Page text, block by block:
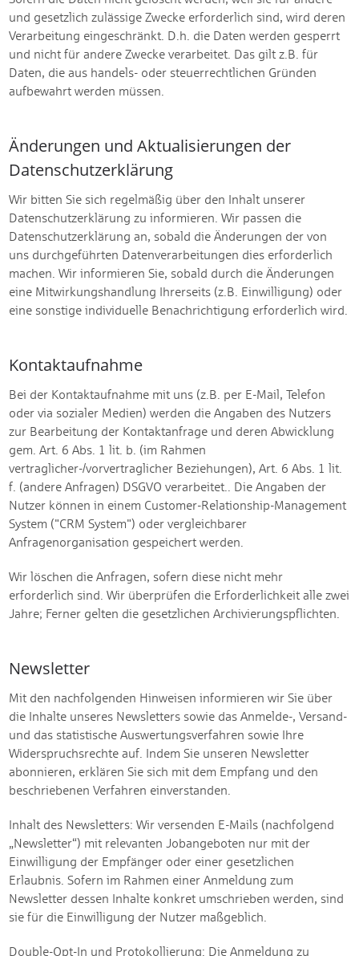
und gesetzlich zulässige Zwecke erforderlich sind, wird deren
Verarbeitung eingeschränkt. D.h. die Daten werden gesperrt
und nicht für andere Zwecke verarbeitet. Das gilt z.B. für
Daten, die aus handels- oder steuerrechtlichen Gründen
aufbewahrt werden müssen.
Änderungen und Aktualisierungen der
Datenschutzerklärung
Wir bitten Sie sich regelmäßig über den Inhalt unserer
Datenschutzerklärung zu informieren. Wir passen die
Datenschutzerklärung an, sobald die Änderungen der von
uns durchgeführten Datenverarbeitungen dies erforderlich
machen. Wir informieren Sie, sobald durch die Änderungen
eine Mitwirkungshandlung Ihrerseits (z.B. Einwilligung) oder
eine sonstige individuelle Benachrichtigung erforderlich wird.
Kontaktaufnahme
Bei der Kontaktaufnahme mit uns (z.B. per E-Mail, Telefon
oder via sozialer Medien) werden die Angaben des Nutzers
zur Bearbeitung der Kontaktanfrage und deren Abwicklung
gem. Art. 6 Abs. 1 lit. b. (im Rahmen
vertraglicher-/vorvertraglicher Beziehungen), Art. 6 Abs. 1 lit.
f. (andere Anfragen) DSGVO verarbeitet.. Die Angaben der
Nutzer können in einem Customer-Relationship-Management
System ("CRM System") oder vergleichbarer
Anfragenorganisation gespeichert werden.
Wir löschen die Anfragen, sofern diese nicht mehr
erforderlich sind. Wir überprüfen die Erforderlichkeit alle zwei
Jahre; Ferner gelten die gesetzlichen Archivierungspflichten.
Newsletter
Mit den nachfolgenden Hinweisen informieren wir Sie über
die Inhalte unseres Newsletters sowie das Anmelde-, Versand-
und das statistische Auswertungsverfahren sowie Ihre
Widerspruchsrechte auf. Indem Sie unseren Newsletter
abonnieren, erklären Sie sich mit dem Empfang und den
beschriebenen Verfahren einverstanden.
Inhalt des Newsletters: Wir versenden E-Mails (nachfolgend
„Newsletter“) mit relevanten Jobangeboten nur mit der
Einwilligung der Empfänger oder einer gesetzlichen
Erlaubnis. Sofern im Rahmen einer Anmeldung zum
Newsletter dessen Inhalte konkret umschrieben werden, sind
sie für die Einwilligung der Nutzer maßgeblich.
Double-Opt-In und Protokollierung: Die Anmeldung zu